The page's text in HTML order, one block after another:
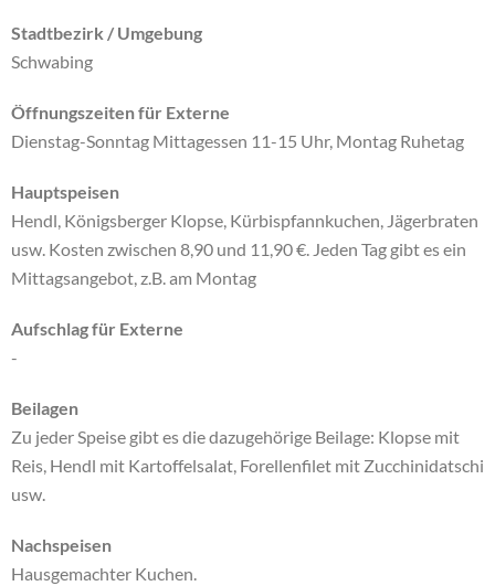
Stadtbezirk / Umgebung
Schwabing
Öffnungszeiten für Externe
Dienstag-Sonntag Mittagessen 11-15 Uhr, Montag Ruhetag
Hauptspeisen
Hendl, Königsberger Klopse, Kürbispfannkuchen, Jägerbraten
usw. Kosten zwischen 8,90 und 11,90 €. Jeden Tag gibt es ein
Mittagsangebot, z.B. am Montag
Aufschlag für Externe
-
Beilagen
Zu jeder Speise gibt es die dazugehörige Beilage: Klopse mit
Reis, Hendl mit Kartoffelsalat, Forellenfilet mit Zucchinidatschi
usw.
Nachspeisen
Hausgemachter Kuchen.